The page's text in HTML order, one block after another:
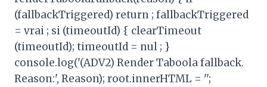
(fallbackTriggered) return ; fallbackTriggered
= vrai ; si (timeoutId) { clearTimeout
(timeoutId); timeoutId = nul ; }
console.log('(ADV2) Render Taboola fallback.
Reason:', Reason); root.innerHTML = '';